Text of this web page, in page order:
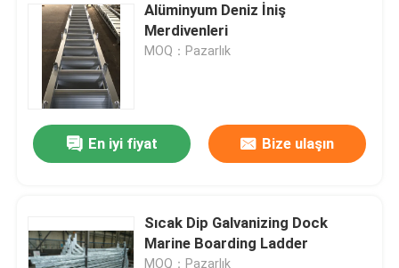
Ürünler
Hakkımızda
Fabrika turu
Bize ulaşın
Alüminyum Deniz İniş
Merdivenleri
MOQ：Pazarlık
En iyi fiyat Bize ulaşın
Sıcak Dip Galvanizing Dock
Marine Boarding Ladder
MOQ：Pazarlık